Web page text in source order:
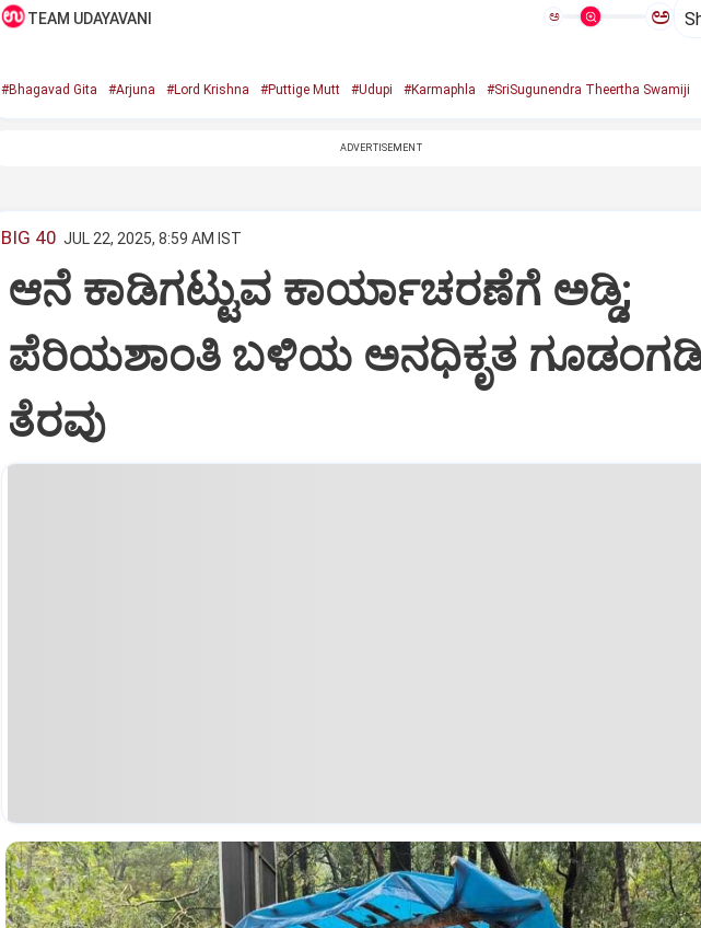
TEAM UDAYAVANI ಅ ಅ
#Bhagavad Gita #Arjuna #Lord Krishna #Puttige Mutt #Udupi #Karmaphla #SriSugunendra Theertha Swamiji
ADVERTISEMENT
BIG 40 JUL 22, 2025, 8:59 AM IST
ಆನೆ ಕಾಡಿಗಟ್ಟುವ ಕಾರ್ಯಾಚರಣೆಗೆ ಅಡ್ಡಿ;
ಪೆರಿಯಶಾಂತಿ ಬಳಿಯ ಅನಧಿಕೃತ
ತೆರವು